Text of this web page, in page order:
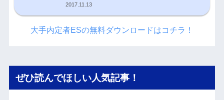
2017.11.13
大手内定者ESの無料ダウンロードはコチラ！
ぜひ読んでほしい人気記事！